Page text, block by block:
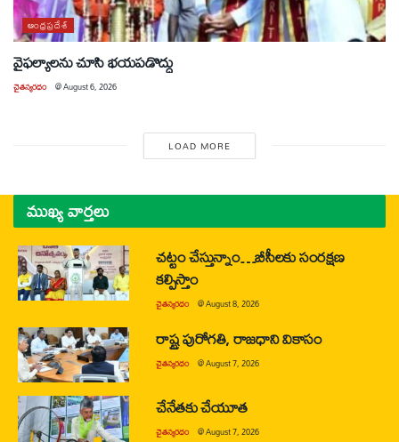
ఆంధ్రప్రదేశ్
వైఫల్యాలను చూసి భయపడొద్దు
చైతన్యరధం @August 6, 2026
LOAD MORE
ముఖ్య వార్తలు
చట్టం చేస్తున్నాం…బీసీలకు సంరక్షణ
కల్పిస్తాం
చైతన్యరధం @August 8, 2026
రాష్ట్ర పురోగతి, రాజధాని వికాసం
చైతన్యరధం @August 7, 2026
చేనేతకు చేయూత
చైతన్యరధం @August 7, 2026